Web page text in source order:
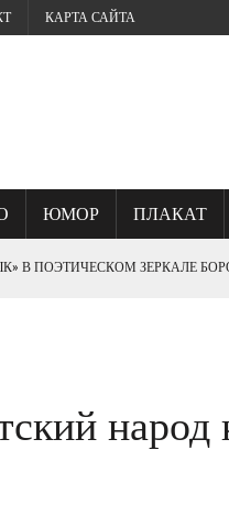
КАРТА САЙТА
ЮМОР ПЛАКАТ
В ПОЭТИЧЕСКОМ ЗЕРКАЛЕ
ВЕЛИКИЙ ШЕДЕВР
ЧУЙКОВА ПРИ ВЗЯТИИ
народ